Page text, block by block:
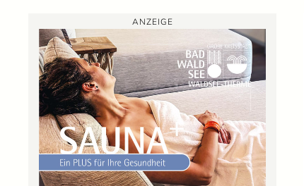
ANZEIGE